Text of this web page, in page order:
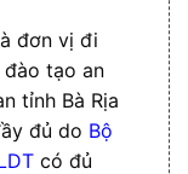
đơn vị đi
tạo an
tỉnh Bà Rịa
đủ do Bộ
có đủ